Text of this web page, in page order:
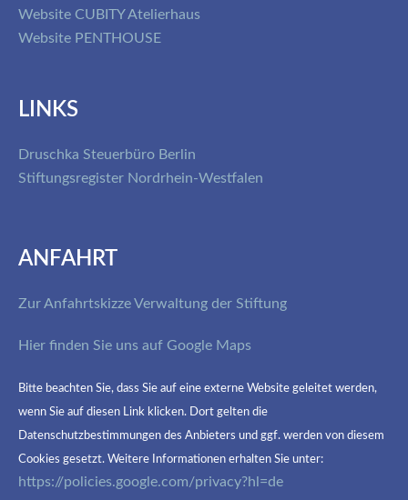
Website CUBITY Atelierhaus
Website PENTHOUSE
LINKS
Druschka Steuerbüro Berlin
Stiftungsregister Nordrhein-Westfalen
ANFAHRT
Zur Anfahrtskizze Verwaltung der Stiftung
Hier finden Sie uns auf Google Maps
Bitte beachten Sie, dass Sie auf eine externe Website geleitet werden,
wenn Sie auf diesen Link klicken. Dort gelten die
Datenschutzbestimmungen des Anbieters und ggf. werden von diesem
Cookies gesetzt. Weitere Informationen erhalten Sie unter:
https://policies.google.com/privacy?hl=de